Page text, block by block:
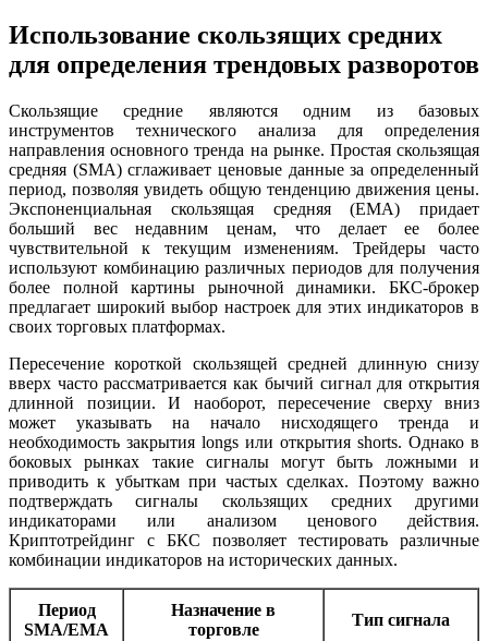
Использование скользящих средних
для определения трендовых разворотов
Скользящие средние являются одним из базовых
инструментов технического анализа для определения
направления основного тренда на рынке. Простая скользящая
средняя (SMA) сглаживает ценовые данные за определенный
период, позволяя увидеть общую тенденцию движения цены.
Экспоненциальная скользящая средняя (EMA) придает
больший вес недавним ценам, что делает ее более
чувствительной к текущим изменениям. Трейдеры часто
используют комбинацию различных периодов для получения
более полной картины рыночной динамики. БКС-брокер
предлагает широкий выбор настроек для этих индикаторов в
своих торговых платформах.
Пересечение короткой скользящей средней длинную снизу
вверх часто рассматривается как бычий сигнал для открытия
длинной позиции. И наоборот, пересечение сверху вниз
может указывать на начало нисходящего тренда и
необходимость закрытия longs или открытия shorts. Однако в
боковых рынках такие сигналы могут быть ложными и
приводить к убыткам при частых сделках. Поэтому важно
подтверждать сигналы скользящих средних другими
индикаторами или анализом ценового действия.
Криптотрейдинг с БКС позволяет тестировать различные
комбинации индикаторов на исторических данных.
Период
SMA/EMA
Назначение в
торговле
Тип сигнала